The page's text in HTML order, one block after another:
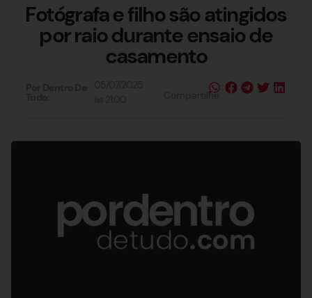
Fotógrafa e filho são atingidos
por raio durante ensaio de
casamento
Compartilhe